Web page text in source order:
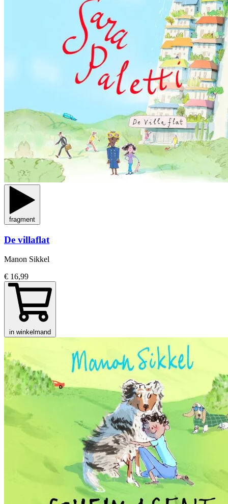
fragment
De villaflat
Manon Sikkel
€ 16,99
in winkelmand